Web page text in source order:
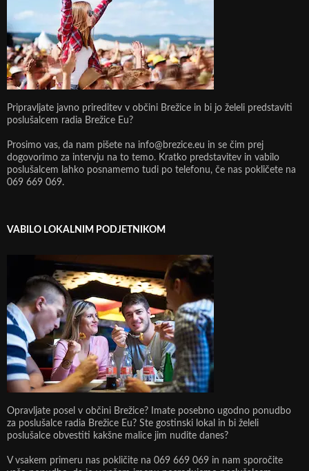
Pripravljate javno prireditev v občini Brežice in bi jo želeli predstaviti
poslušalcem radia Brežice Eu?
Prosimo vas, da nam pišete na info@brezice.eu in se čim prej
dogovorimo za intervju na to temo. Kratko predstavitev in vabilo
poslušalcem lahko posnamemo tudi po telefonu, če nas pokličete na
069 669 069.
VABILO LOKALNIM PODJETNIKOM
Opravljate posel v občini Brežice? Imate posebno ugodno ponudbo
za poslušalce radia Brežice Eu? Ste gostinski lokal in bi želeli
poslušalce obvestiti kakšne malice jim nudite danes?
V vsakem primeru nas pokličite na 069 669 069 in nam sporočite